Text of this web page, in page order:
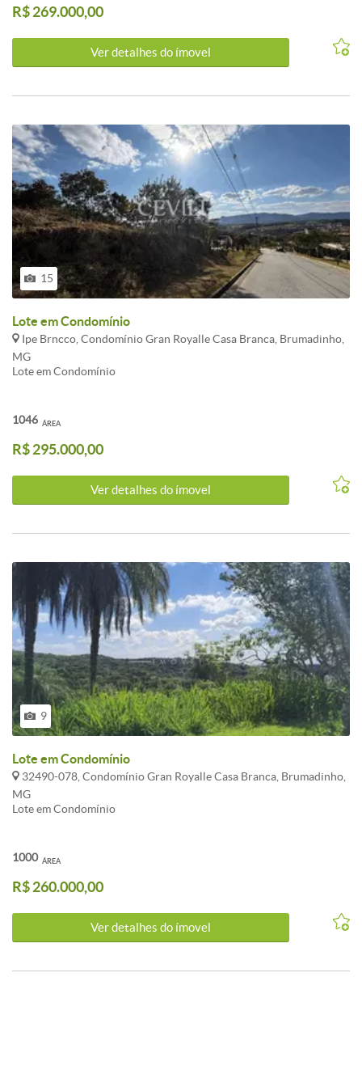
R$ 269.000,00
Ver detalhes do ímovel
15
Lote em Condomínio
Ipe Brncco, Condomínio Gran Royalle Casa Branca, Brumadinho,
MG
Lote em Condomínio
ÁREA
1046
R$ 295.000,00
Ver detalhes do ímovel
9
Lote em Condomínio
32490-078, Condomínio Gran Royalle Casa Branca, Brumadinho,
MG
Lote em Condomínio
ÁREA
1000
R$ 260.000,00
Ver detalhes do ímovel